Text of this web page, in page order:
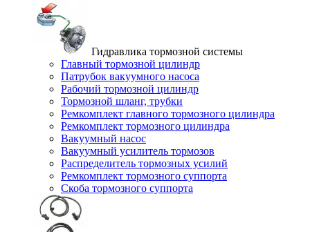
Гидравлика тормозной системы
Главный тормозной цилиндр
Патрубок вакуумного насоса
Рабочий тормозной цилиндр
Тормозной шланг, трубки
Ремкомплект главного тормозного цилиндра
Ремкомплект тормозного цилиндра
Вакуумный насос
Вакуумный усилитель тормозов
Распределитель тормозных усилий
Ремкомплект тормозного суппорта
Скоба тормозного суппорта